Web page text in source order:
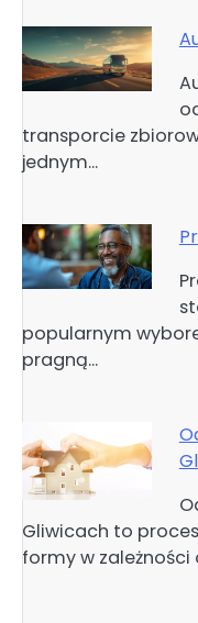
transporcie
jednym…
popularnym
pragną…
Gliwicach to
formy w zależności